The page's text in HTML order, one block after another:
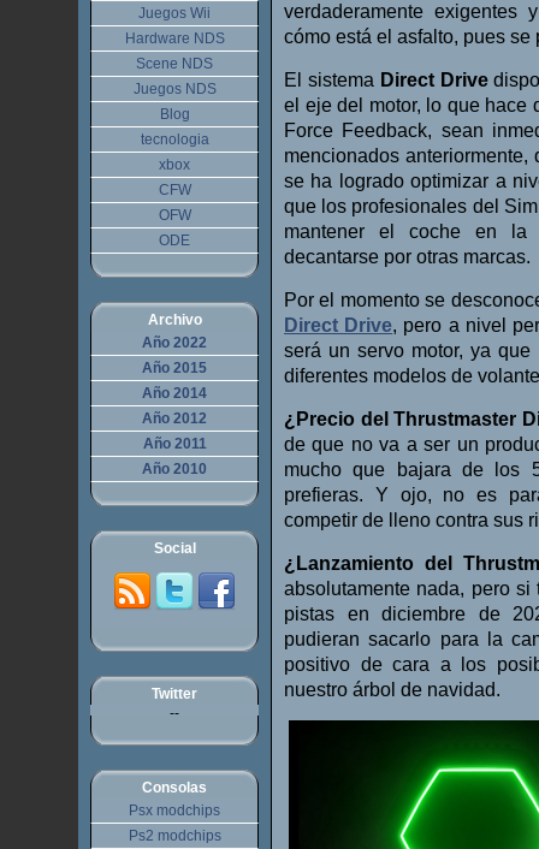
verdaderamente
cómo está el asfalto, pues
El sistema Direct Drive
el eje del motor, lo que hace
Force Feedback, sean
mencionados anteriormente,
se ha logrado optimizar a
que los profesionales del
mantener el coche en la
decantarse por otras marcas.
Por el momento se
Direct Drive, pero a nivel
será un servo motor, ya
diferentes modelos de
¿Precio del Thrustmaster
de que no va a ser un
mucho que bajara de los
prefieras. Y ojo, no es
competir de lleno contra sus
¿Lanzamiento del
absolutamente nada, pero
pistas en diciembre de
pudieran sacarlo para la
positivo de cara a los
nuestro árbol de navidad.
Juegos Wii
Hardware NDS
Scene NDS
Juegos NDS
Blog
tecnologia
xbox
CFW
OFW
ODE
Archivo
Año 2022
Año 2015
Año 2014
Año 2012
Año 2011
Año 2010
Social
Twitter
--
Consolas
Psx modchips
Ps2 modchips